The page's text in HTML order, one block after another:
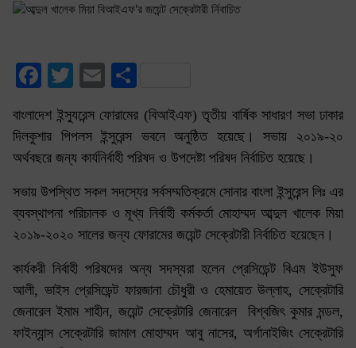
Facebook
TwitterEmail
বাংলাদেশ ইন্স্যুরেন্স ফোরামের (বিআইএফ) তৃতীয় বার্ষিক সাধারণ সভা ঢাকার
দিলকুশার পিপলস ইন্সুরেন্স ভবনে অনুষ্ঠিত হয়েছে। সভায় ২০১৯-২০
অর্থবছরে জন্য কার্যনির্বাহী পরিষদ ও উপদেষ্টা পরিষদ নির্বাচিত হয়েছে।
সভায় উপস্থিত সকল সদস্যের সর্বসম্মতিক্রমে সোনার বাংলা ইন্সুরেন্স লিঃ এর
ব্যবস্থাপনা পরিচালক ও মূখ্য নির্বাহী কর্মকর্তা মোহাম্মদ আব্দুল খালেক মিয়া
২০১৯-২০২০ সালের জন্য ফোরামের জয়েন্ট সেক্রেটারী নির্বাচিত হয়েছেন।
কার্যকরী নির্বাহী পরিষদের অন্য সদস্যরা হলেন প্রেসিডেন্ট বিএম ইউসুফ
আলী, ভাইস প্রেসিডেন্ট ফারজানা চৌধুরী ও হেমায়েত উল্লাহ, সেক্রেটারি
জেনারেল ইমাম শাহীন, জয়েন্ট সেক্রেটারি জেনারেল বিশ্বজিৎ কুমার মন্ডল,
ফাইন্যান্স সেক্রেটারি জামাল মোহাম্মদ আবু নাসের, অর্গানাইজিং সেক্রেটারি